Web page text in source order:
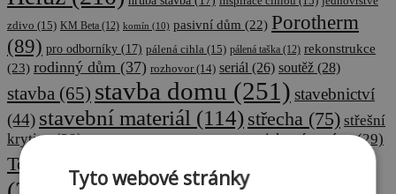
zdivo (15) KM Beta (12) komín (10) pasivní dům (22) Porotherm
(89) pro odborníky (17) pálená cihla (15) pálená taška (12) rekonstrukce
(23) rodinný dům (37) rozhovor(14) seriál (26) soutěž (28)
stavba (65) stavba domu (251) stavebnictví
(44) stavební materiál (114) střecha (75) střešní
krytina(29) tiskové zprávy(29)
Tondach
Tyto webové stránky